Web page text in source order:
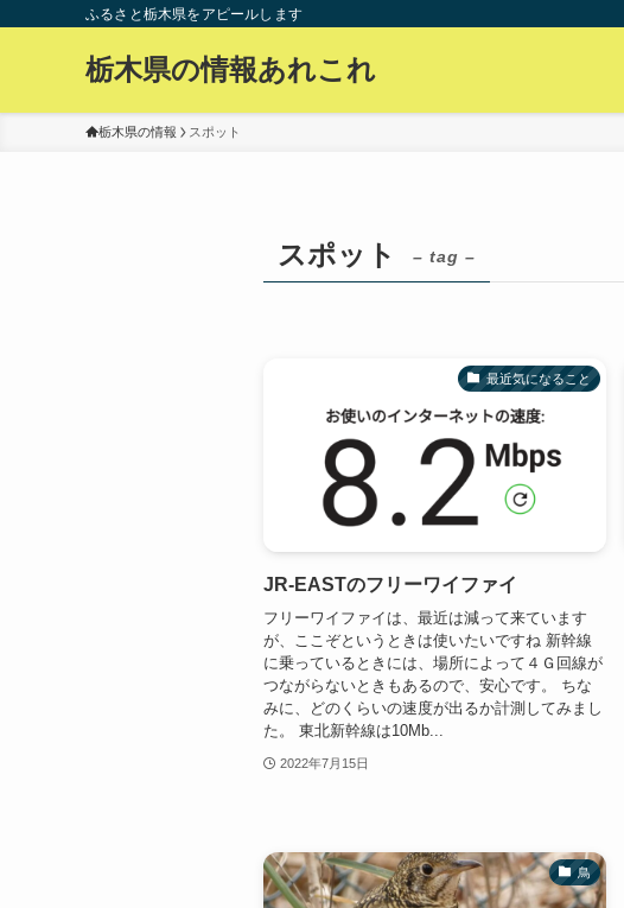
ふるさと栃木県をアピールします
栃木県の情報あれこれ
栃木県の情報 スポット
スポット – tag –
最近気になること
JR-EASTのフリーワイファイ
フリーワイファイは、最近は減って来ています
が、ここぞというときは使いたいですね 新幹線
に乗っているときには、場所によって４Ｇ回線が
つながらないときもあるので、安心です。 ちな
みに、どのくらいの速度が出るか計測してみまし
た。 東北新幹線は10Mb...
2022年7月15日
鳥